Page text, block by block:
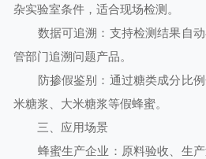
杂实验室条件，适合现场检测。
数据可追溯：支持检测结果自动
管部门追溯问题产品。
防掺假鉴别：通过糖类成分比例
米糖浆、大米糖浆等假蜂蜜。
三、应用场景
蜂蜜生产企业：原料验收、生产